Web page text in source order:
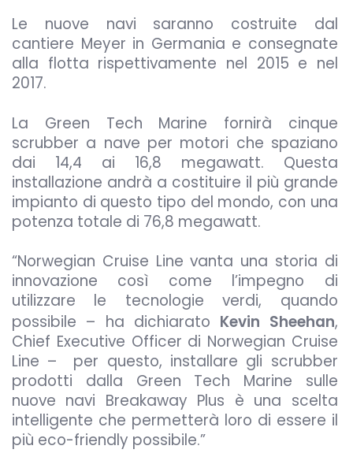
Le nuove navi saranno costruite dal
cantiere Meyer in Germania e consegnate
alla flotta rispettivamente nel 2015 e nel
2017.
La Green Tech Marine fornirà cinque
scrubber a nave per motori che spaziano
dai 14,4 ai 16,8 megawatt. Questa
installazione andrà a costituire il più grande
impianto di questo tipo del mondo, con una
potenza totale di 76,8 megawatt.
“Norwegian Cruise Line vanta una storia di
innovazione così come l’impegno di
utilizzare le tecnologie verdi, quando
possibile – ha dichiarato Kevin Sheehan,
Chief Executive Officer di Norwegian Cruise
Line – per questo, installare gli scrubber
prodotti dalla Green Tech Marine sulle
nuove navi Breakaway Plus è una scelta
intelligente che permetterà loro di essere il
più eco-friendly possibile.”